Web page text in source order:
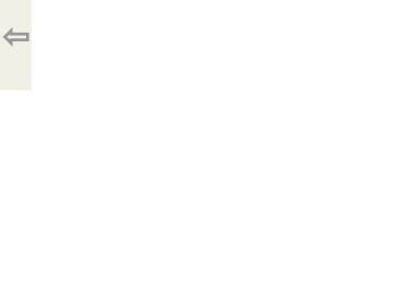
⇦